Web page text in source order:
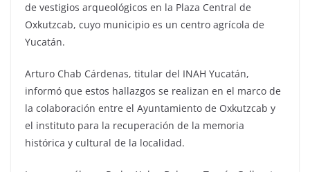
de vestigios arqueológicos en la Plaza Central de
Oxkutzcab, cuyo municipio es un centro agrícola de
Yucatán.
Arturo Chab Cárdenas, titular del INAH Yucatán,
informó que estos hallazgos se realizan en el marco de
la colaboración entre el Ayuntamiento de Oxkutzcab y
el instituto para la recuperación de la memoria
histórica y cultural de la localidad.